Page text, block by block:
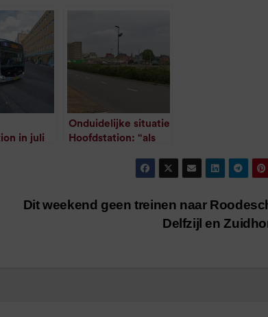
in juli
Onduidelijke situatie
Hoofdstation: “als
Zuiderdiep gelopen”
minuut leestijd
Dit weekend geen treinen naar
Delfzijl en